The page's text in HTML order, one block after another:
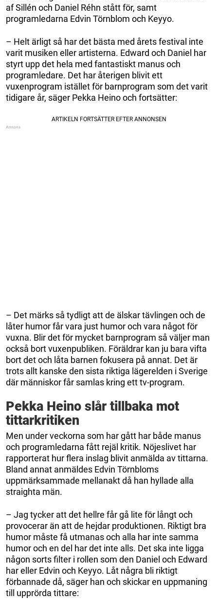
af Sillén och Daniel Réhn stått för, samt
programledarna Edvin Törnblom och Keyyo.
– Helt ärligt så har det bästa med årets festival inte
varit musiken eller artisterna. Edward och Daniel har
styrt upp det hela med fantastiskt manus och
programledare. Det har återigen blivit ett
vuxenprogram istället för barnprogram som det varit
tidigare år, säger Pekka Heino och fortsätter:
– Det märks så tydligt att de älskar tävlingen och de
låter humor får vara just humor och vara något för
vuxna. Blir det för mycket barnprogram så väljer man
också bort vuxenpubliken. Föräldrar kan ju bara vifta
bort det och låta barnen fokusera på annat. Det är
trots allt kanske den sista riktiga lägerelden i Sverige
där människor får samlas kring ett tv-program.
Pekka Heino slår tillbaka mot
tittarkritiken
Men under veckorna som har gått har både manus
och programledarna fått rejäl kritik. Nöjeslivet har
rapporterat hur flera inslag blivit anmälda av tittarna.
Bland annat anmäldes Edvin Törnbloms
uppmärksammade mellanakt då han hyllade alla
straighta män.
– Jag tycker att det hellre får gå lite för långt och
provocerar än att de hejdar produktionen. Riktigt bra
humor måste få utmanas och alla har inte samma
humor och en del har det inte alls. Det ska inte ligga
någon sorts filter i rollen som den Daniel och Edward
har eller Edvin och Keyyo. Låt några bli riktigt
förbannade då, säger han och skickar en uppmaning
till upprörda tittare: